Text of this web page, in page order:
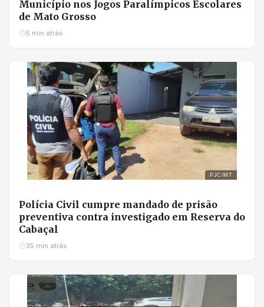
Município nos Jogos Paralímpicos Escolares
de Mato Grosso
5 min atrás
PJC/MT
Polícia Civil cumpre mandado de prisão
preventiva contra investigado em Reserva do
Cabaçal
35 min atrás